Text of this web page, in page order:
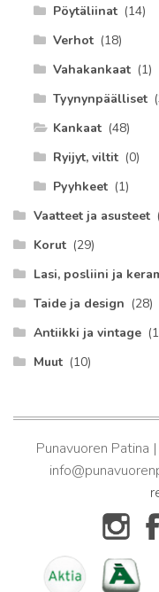
Pöytäliinat (14)
Verhot (18)
Vahakankaat (1)
Tyynynpäälliset
Kankaat (48)
Ryijyt, viltit (0)
Pyyhkeet (1)
Vaatteet ja asusteet
Korut (29)
Lasi, posliini ja
Taide ja design (28)
Antiikki ja vintage
Muut (10)
Punavuoren